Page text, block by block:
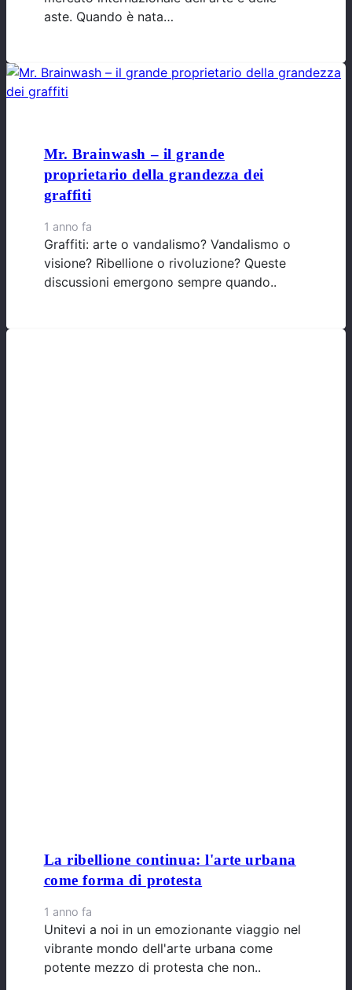
aste. Quando è nata…
Mr. Brainwash – il grande
proprietario della grandezza dei
graffiti
1 anno fa
Graffiti: arte o vandalismo? Vandalismo o
visione? Ribellione o rivoluzione? Queste
discussioni emergono sempre quando..
La ribellione continua: l'arte urbana
come forma di protesta
1 anno fa
Unitevi a noi in un emozionante viaggio nel
vibrante mondo dell'arte urbana come
potente mezzo di protesta che non..